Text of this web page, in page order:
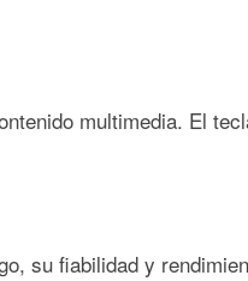
multimedia. El
su fiabilidad y